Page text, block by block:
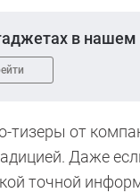
в нашем
тизеры от
Даже
точной